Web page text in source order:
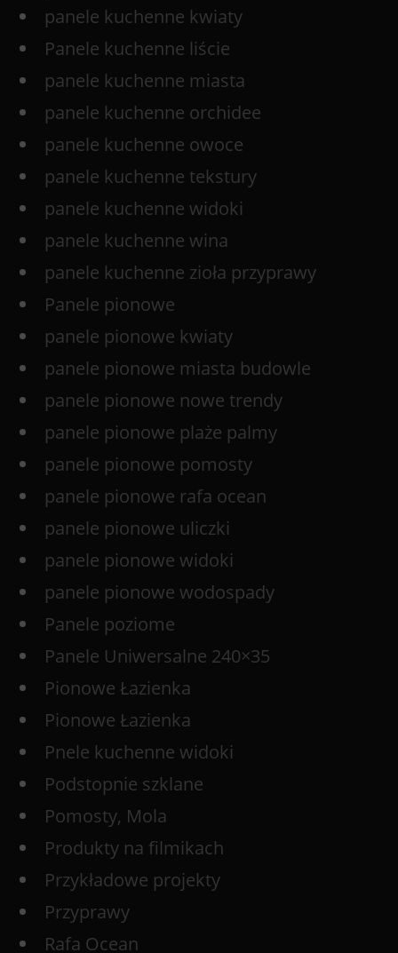
panele kuchenne kwiaty
Panele kuchenne liście
panele kuchenne miasta
panele kuchenne orchidee
panele kuchenne owoce
panele kuchenne tekstury
panele kuchenne widoki
panele kuchenne wina
panele kuchenne zioła przyprawy
Panele pionowe
panele pionowe kwiaty
panele pionowe miasta budowle
panele pionowe nowe trendy
panele pionowe plaże palmy
panele pionowe pomosty
panele pionowe rafa ocean
panele pionowe uliczki
panele pionowe widoki
panele pionowe wodospady
Panele poziome
Panele Uniwersalne 240×35
Pionowe Łazienka
Pionowe Łazienka
Pnele kuchenne widoki
Podstopnie szklane
Pomosty, Mola
Produkty na filmikach
Przykładowe projekty
Przyprawy
Rafa Ocean